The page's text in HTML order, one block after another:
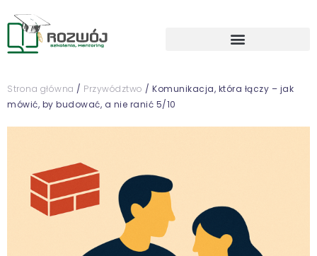
Strona główna / Przywództwo / Komunikacja, która łączy – jak
mówić, by budować, a nie ranić 5/10